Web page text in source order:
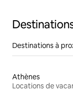
Destinations à
Athènes
Locations de